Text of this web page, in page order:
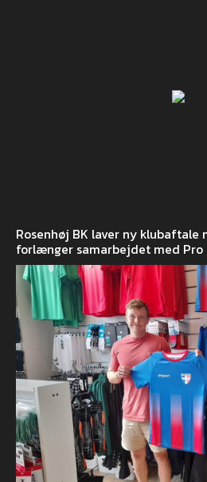
Rosenhøj BK laver ny klubaftale
forlænger samarbejdet med Pro